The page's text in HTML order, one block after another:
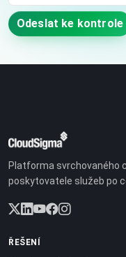
Odeslat ke kontrole
Platforma svrchovaného
poskytovatele služeb po
ŘEŠENÍ